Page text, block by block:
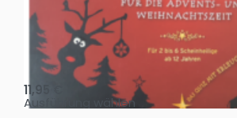
Oh, heilige Nacht!
11,95
Ausführung wählen